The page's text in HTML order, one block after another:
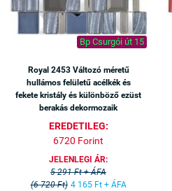
Bp Csurgói út 15
Royal 2453 Változó méretű
hullámos felületű acélkék és
fekete kristály és különböző ezüst
berakás dekormozaik
EREDETILEG:
6720 Forint
JELENLEGI ÁR:
5 291 Ft + ÁFA
(6 720 Ft) 4 165 Ft + ÁFA